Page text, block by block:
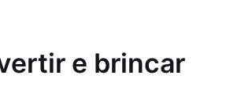
e brincar